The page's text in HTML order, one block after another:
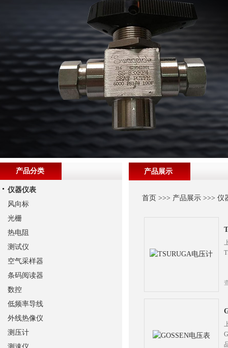
产品展示
首页 >>> 产品展示 >>>仪
产品分类
仪器仪表
风向标
光栅
热电阻
测试仪
空气采样器
条码阅读器
数控
低频率导线
外线热像仪
测压计